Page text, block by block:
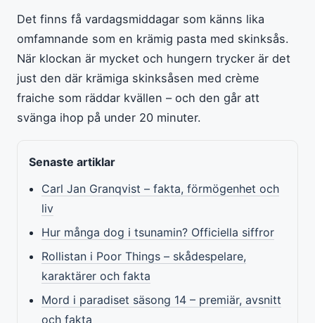
Det finns få vardagsmiddagar som känns lika
omfamnande som en krämig pasta med skinksås.
När klockan är mycket och hungern trycker är det
just den där krämiga skinksåsen med crème
fraiche som räddar kvällen – och den går att
svänga ihop på under 20 minuter.
Senaste artiklar
Carl Jan Granqvist – fakta, förmögenhet och
liv
Hur många dog i tsunamin? Officiella siffror
Rollistan i Poor Things – skådespelare,
karaktärer och fakta
Mord i paradiset säsong 14 – premiär, avsnitt
och fakta